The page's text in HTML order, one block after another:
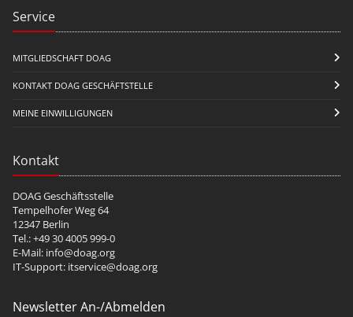
Service
MITGLIEDSCHAFT DOAG
KONTAKT DOAG GESCHÄFTSTELLE
MEINE EINWILLIGUNGEN
Kontakt
DOAG Geschäftsstelle
Tempelhofer Weg 64
12347 Berlin
Tel.: +49 30 4005 999-0
E-Mail: info@doag.org
IT-Support: itservice@doag.org
Newsletter An-/Abmelden